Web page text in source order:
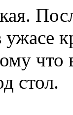
ужасе
стол.